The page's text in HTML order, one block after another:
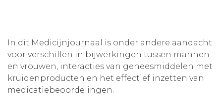
In dit Medicijnjournaal is onder andere aandacht
voor verschillen in bijwerkingen tussen mannen
en vrouwen, interacties van geneesmiddelen met
kruidenproducten en het effectief inzetten van
medicatiebeoordelingen.